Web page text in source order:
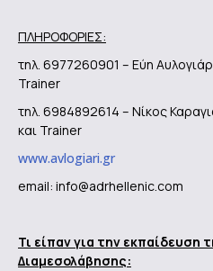
ΠΛΗΡΟΦΟΡΙΕΣ:
τηλ. 6977260901 – Εύη
Trainer
τηλ. 6984892614 – Νίκος
και Trainer
www.avlogiari.gr
email: info@adrhellenic.com
Τι είπαν για την εκπαίδευση
Διαμεσολάβησης: